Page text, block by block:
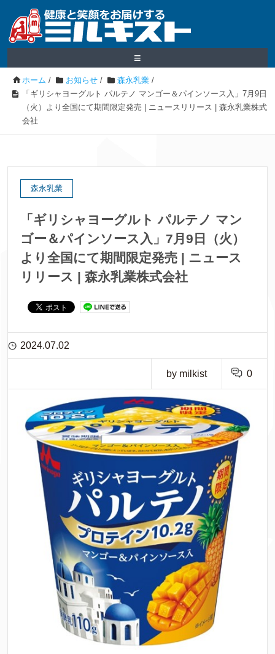
≡
ホーム / お知らせ / 森永乳業 /
「ギリシャヨーグルト パルテノ マンゴー＆パインソース入」7月9日
（火）より全国にて期間限定発売 | ニュースリリース | 森永乳業株式
会社
森永乳業
「ギリシャヨーグルト パルテノ マン
ゴー＆パインソース入」7月9日（火）
より全国にて期間限定発売 | ニュース
リリース | 森永乳業株式会社
2024.07.02
by milkist 0